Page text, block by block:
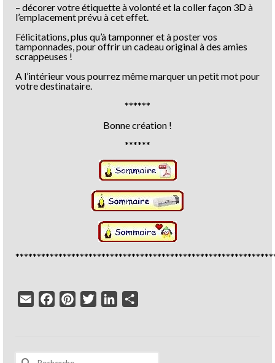
– décorer votre étiquette à volonté et la coller façon 3D à
l’emplacement prévu à cet effet.
Félicitations, plus qu’à tamponner et à poster vos
tamponnades, pour offrir un cadeau original à des amies
scrappeuses !
A l’intérieur vous pourrez même marquer un petit mot pour
votre destinataire.
******
Bonne création !
******
Email FacebookPinterestTwitterLinkedIn
Rechercher :